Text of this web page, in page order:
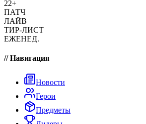
22+
ПАТЧ
ЛАЙВ
ТИР-ЛИСТ
ЕЖЕНЕД.
// Навигация
Новости
Герои
Предметы